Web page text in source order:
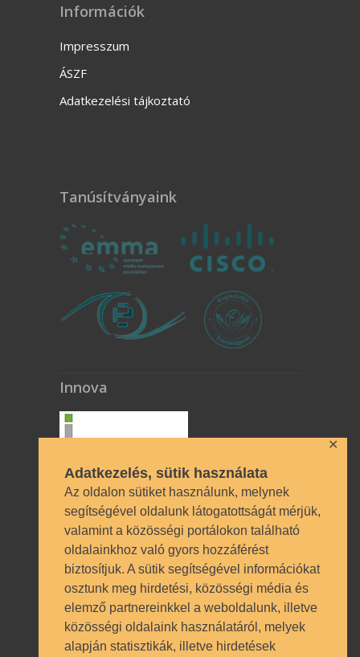
Adatkezelés, sütik használata
Az oldalon sütiket használunk, melynek
segítségével oldalunk látogatottságát mérjük,
valamint a közösségi portálokon található
oldalainkhoz való gyors hozzáférést
biztosítjuk. A sütik segítségével információkat
osztunk meg hirdetési, közösségi média és
elemző partnereinkkel a weboldalunk, illetve
közösségi oldalaink használatáról, melyek
alapján statisztikák, illetve hirdetések
✕
Információk
Impresszum
ÁSZF
Adatkezelési tájkoztató
Tanúsítványaink
Innova
Technikai azonosítók
OM azonosító 035490 | Működési
engedély BP/1009/03987/2023.
Nyilvántartásba vételi szám TSzI034